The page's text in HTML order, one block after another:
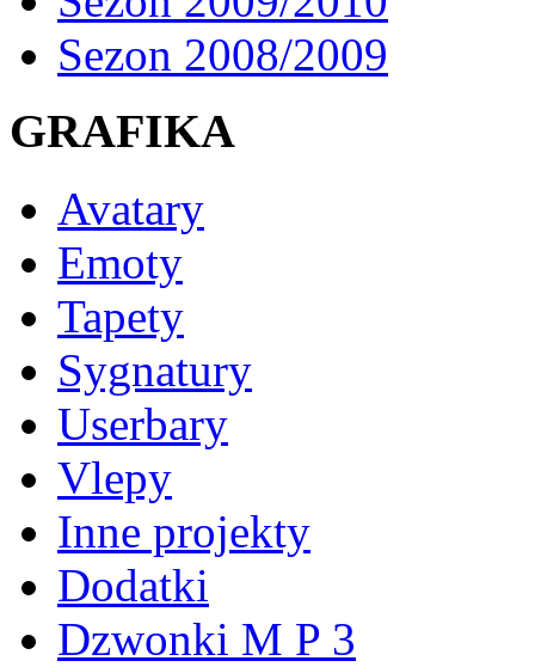
Sezon 2008/2009
GRAFIKA
Avatary
Emoty
Tapety
Sygnatury
Userbary
Vlepy
Inne projekty
Dodatki
Dzwonki M P 3